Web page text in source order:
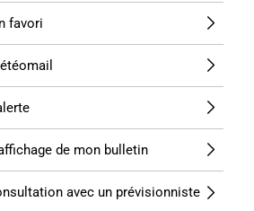
de mon bulletin
avec un prévisionniste